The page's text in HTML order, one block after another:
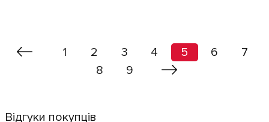
1 2 3 4 5 6
7
8
9
Відгуки покупців